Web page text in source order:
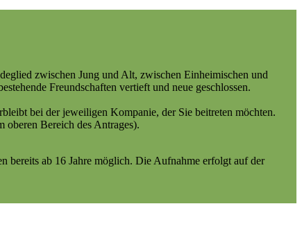
zwischen Jung und Alt, zwischen Einheimischen und
Freundschaften vertieft und neue geschlossen.
bei der jeweiligen Kompanie, der Sie beitreten möchten.
Bereich des Antrages).
bereits ab 16 Jahre möglich. Die Aufnahme erfolgt auf der